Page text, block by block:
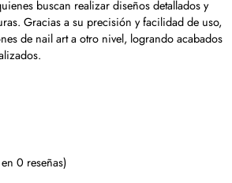
buscan realizar diseños detallados y
Gracias a su precisión y facilidad de uso,
de nail art a otro nivel, logrando acabados
0 reseñas)